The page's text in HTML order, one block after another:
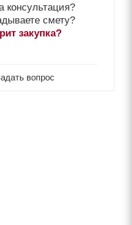
консультация?
смету?
закупка?
вопрос